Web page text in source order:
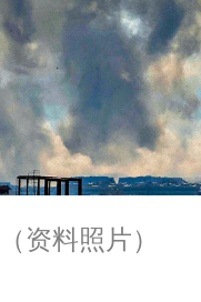
（资料照片）